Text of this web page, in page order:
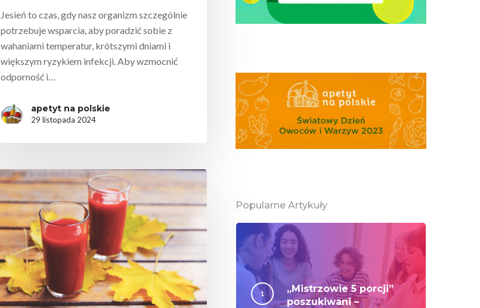
Jesień to czas, gdy nasz organizm szczególnie
potrzebuje wsparcia, aby poradzić sobie z
wahaniami temperatur, krótszymi dniami i
większym ryzykiem infekcji. Aby wzmocnić
odporność i…
apetyt na polskie
29 listopada 2024
Popularne Artykuły
„Mistrzowie 5 porcji”
poszukiwani –